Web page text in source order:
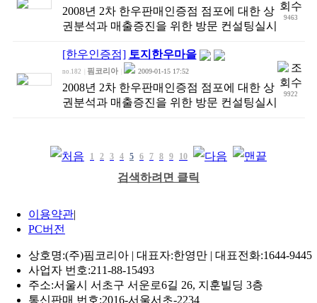
2008년 2차 한우판매인증점 점포에 대한 상
권분석과 매출증진을 위한 방문 컨설팅실시
9463
[한우인증점] 토지한우마을
no.182 핌코리아 2009-01-15 17:52
2008년 2차 한우판매인증점 점포에 대한 상
권분석과 매출증진을 위한 방문 컨설팅실시
9922
1 2 3 4 5 6 7 8 9 10
검색하려면 클릭
이용약관|
PC버전
상호명:(주)핌코리아 | 대표자:한영만 | 대표전화:1644-9445
사업자 번호:211-88-15493
주소:서울시 서초구 서운로6길 26, 지훈빌딩 3층
통신판매 번호:2016-서울서초-2234